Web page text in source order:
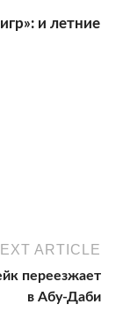
и летние
ARTICLE
переезжает
в Абу-Даби